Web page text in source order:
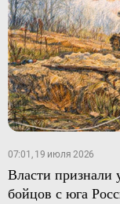
07:01, 19 июля 2026
Власти признали
бойцов с юга